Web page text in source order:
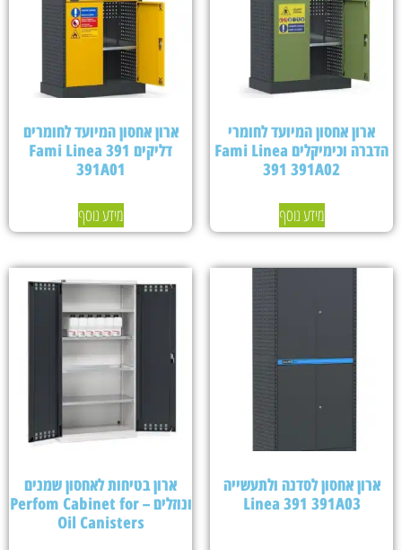
ארון אחסון המיועד לחומרי
הדברה וכימיקלים Fami Linea
391 391A02
מידע נוסף
ארון אחסון המיועד לחומרים
דליקים Fami Linea 391
391A01
מידע נוסף
ארון אחסון לסדנה ולתעשייה
Linea 391 391A03
ארון בטיחות לאחסון שמנים
ונוזלים – Perfom Cabinet for
Oil Canisters